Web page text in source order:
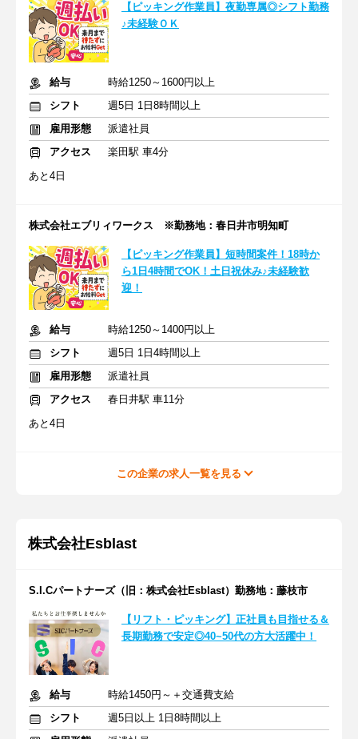
【ピッキング作業員】夜勤専属◎シフト勤務
♪未経験ＯＫ
給与
時給1250～1600円以上
シフト
週5日 1日8時間以上
雇用形態
派遣社員
アクセス
楽田駅 車4分
あと4日
株式会社エブリィワークス ※勤務地：春日井市明知町
【ピッキング作業員】短時間案件！18時か
ら1日4時間でOK！土日祝休み♪未経験歓
迎！
給与
時給1250～1400円以上
シフト
週5日 1日4時間以上
雇用形態
派遣社員
アクセス
春日井駅 車11分
あと4日
この企業の求人一覧を見る
株式会社Esblast
S.I.Cパートナーズ（旧：株式会社Esblast）勤務地：藤枝市
【リフト・ピッキング】正社員も目指せる＆
長期勤務で安定◎40~50代の方大活躍中！
給与
時給1450円～＋交通費支給
シフト
週5日以上 1日8時間以上